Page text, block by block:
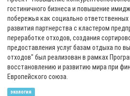
гостиничного бизнеса и повышение
побережья как социально
развития партнерства с кластером
переработке отходов, создания
предоставления услуг базам отдыха по
отходов" был реализован в рамках
восстановлению и развитию мира при
Европейского союза.
экология